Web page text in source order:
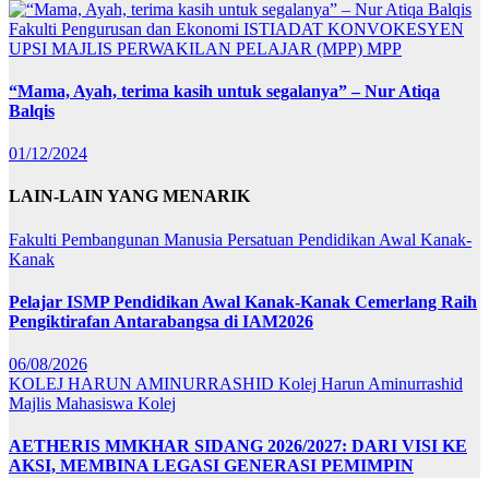
Fakulti Pengurusan dan Ekonomi ISTIADAT KONVOKESYEN
UPSI MAJLIS PERWAKILAN PELAJAR (MPP) MPP
“Mama, Ayah, terima kasih untuk segalanya” – Nur Atiqa
Balqis
01/12/2024
LAIN-LAIN YANG MENARIK
Fakulti Pembangunan Manusia Persatuan Pendidikan Awal Kanak-
Kanak
Pelajar ISMP Pendidikan Awal Kanak-Kanak Cemerlang Raih
Pengiktirafan Antarabangsa di IAM2026
06/08/2026
KOLEJ HARUN AMINURRASHID Kolej Harun Aminurrashid
Majlis Mahasiswa Kolej
AETHERIS MMKHAR SIDANG 2026/2027: DARI VISI KE
AKSI, MEMBINA LEGASI GENERASI PEMIMPIN